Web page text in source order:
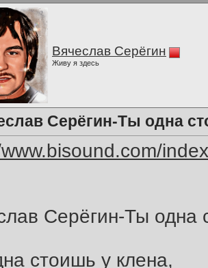
Вячеслав Серёгин
Живу я здесь
Серёгин-Ты одна
Серёгин-Ты одна
стоишь у клена,